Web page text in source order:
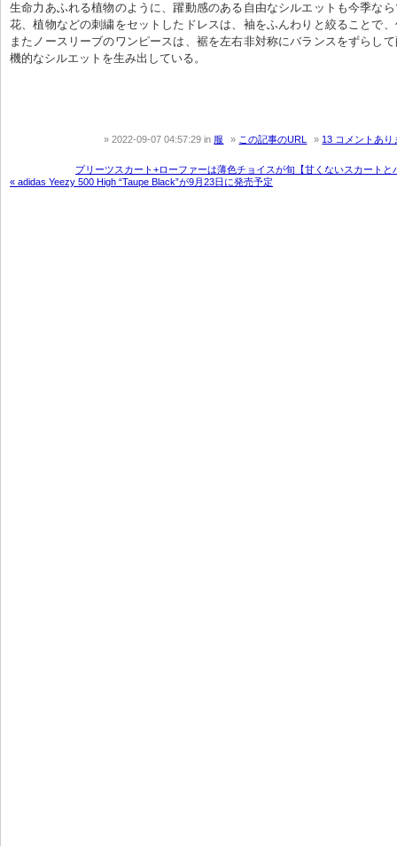
生命力あふれる植物のように、躍動感のある自由なシルエットも今季な
花、植物などの刺繍をセットしたドレスは、袖をふんわりと絞ることで
またノースリーブのワンピースは、裾を左右非対称にバランスをずらし
機的なシルエットを生み出している。
2022-09-07 04:57:29in 服 この記事のURL 13 コメントあり
プリーツスカート+ローファーは薄色チョイスが旬【甘くないスカートと
« adidas Yeezy 500 High “Taupe Black”が9月23日に発売予定